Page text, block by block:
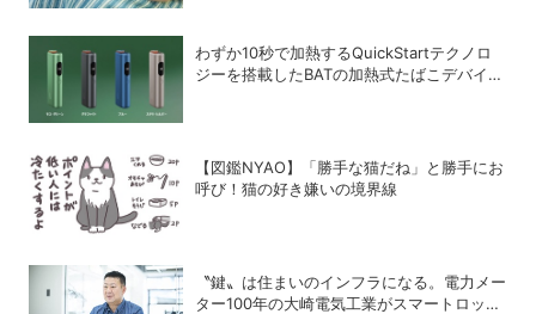
わずか10秒で加熱するQuickStartテクノロ
ジーを搭載したBATの加熱式たばこデバイス
【図鑑NYAO】「勝手な猫だね」と勝手にお
呼び！猫の好き嫌いの境界線
〝鍵〟は住まいのインフラになる。電力メー
ター100年の大崎電気工業がスマートロック